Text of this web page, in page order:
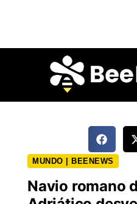
MUNDO | BEENEWS
Navio romano